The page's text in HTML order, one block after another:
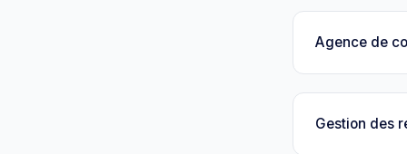
Agence de
Gestion des